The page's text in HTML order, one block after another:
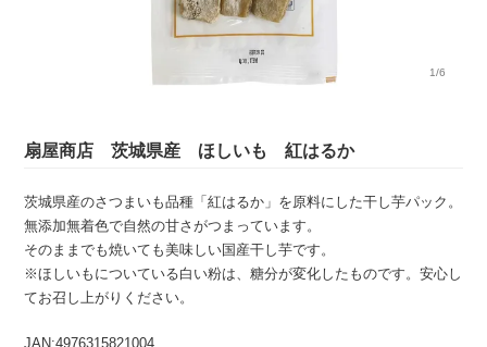
1/6
扇屋商店 茨城県産 ほしいも 紅はるか
茨城県産のさつまいも品種「紅はるか」を原料にした干し芋パック。
無添加無着色で自然の甘さがつまっています。
そのままでも焼いても美味しい国産干し芋です。
※ほしいもについている白い粉は、糖分が変化したものです。安心し
てお召し上がりください。
JAN:4976315821004